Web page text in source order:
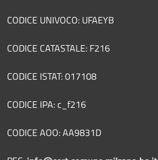
CODICE UNIVOCO: UFAEYB
CODICE CATASTALE: F216
CODICE ISTAT: 017108
CODICE IPA: c_f216
CODICE AOO: AA9831D